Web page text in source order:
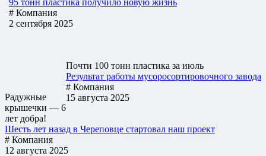
# Компания
2 сентября 2025
Почти 100 тонн пластика за июль
Результат работы мусоросортировочного завода
# Компания
15 августа 2025
Радужные
крышечки — 6
лет добра!
Шесть лет назад в Череповце стартовал наш проект
# Компания
12 августа 2025